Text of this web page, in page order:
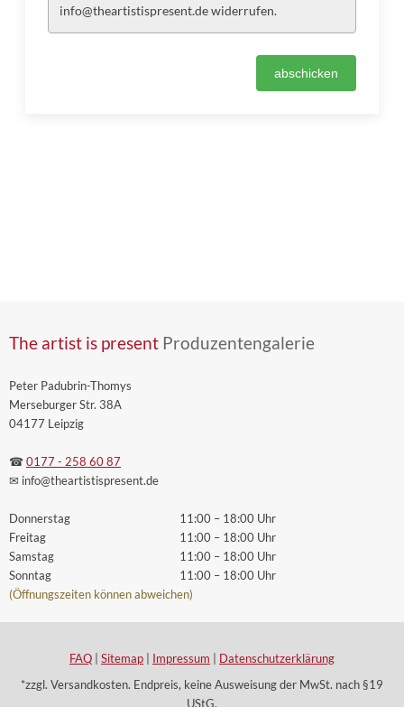
info@theartistispresent.de widerrufen.
The artist is present Produzentengalerie
Peter Padubrin-Thomys
Merseburger Str. 38A
04177 Leipzig
☎ 0177 - 258 60 87
✉ info@theartistispresent.de
Donnerstag
Freitag
Samstag
Sonntag
11:00 – 18:00 Uhr
11:00 – 18:00 Uhr
11:00 – 18:00 Uhr
11:00 – 18:00 Uhr
(Öffnungszeiten können abweichen)
FAQ Sitemap Impressum
Datenschutzerklärung
*zzgl. Versandkosten. Endpreis, keine Ausweisung der MwSt. nach §19
UStG.